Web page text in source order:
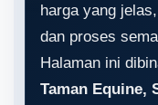
harga yang
dan proses
Halaman ini
Taman Equine,